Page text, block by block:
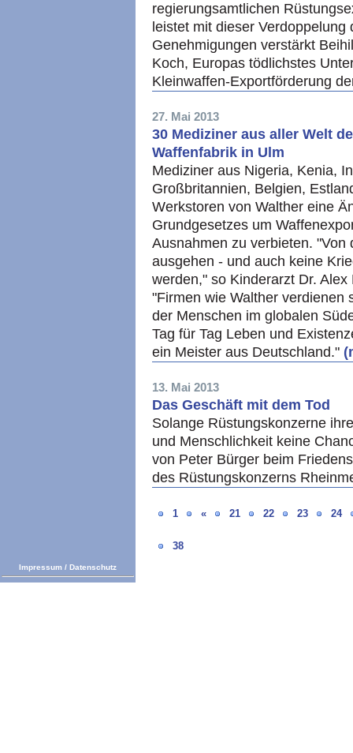
regierungsamtlichen
leistet mit dieser
Genehmigungen verstärkt
Koch, Europas tödlichstes
Kleinwaffen-Exportförderung
27. Mai 2013
30 Mediziner aus aller Welt
Waffenfabrik in Ulm
Mediziner aus Nigeria, Kenia,
Großbritannien, Belgien,
Werkstoren von Walther eine
Grundgesetzes um
Ausnahmen zu verbieten.
ausgehen - und auch keine
werden," so Kinderarzt Dr.
"Firmen wie Walther verdienen
der Menschen im globalen
Tag für Tag Leben und
ein Meister aus Deutschland."
13. Mai 2013
Das Geschäft mit dem Tod
Solange Rüstungskonzerne
und Menschlichkeit keine
von Peter Bürger beim
des Rüstungskonzerns
1 « 21 22 23 24
38
Impressum / Datenschutz